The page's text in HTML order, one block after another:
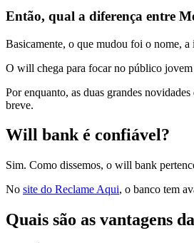
Então, qual a diferença entre
Basicamente, o que mudou foi o nome,
O will chega para focar no público
Por enquanto, as duas grandes
breve.
Will bank é confiável?
Sim. Como dissemos, o will bank
No site do Reclame Aqui, o banco tem
Quais são as vantagens